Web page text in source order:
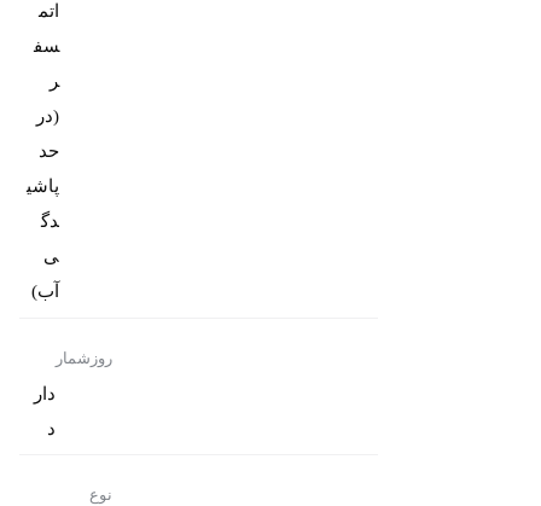
اتم
سف
ر
(در
حد
پاشی
دگ
ی
آب)
روزشمار
دار
د
نوع